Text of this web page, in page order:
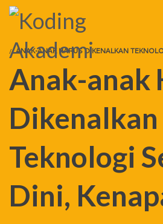
HOME
ARTICLE
ANAK-ANAK HARUS DIKENALKAN
Anak-anak
Dikenalkan
Teknologi
Dini,